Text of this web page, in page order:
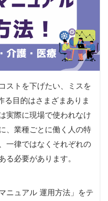
ストを下げたい、ミスを
目的はさまざまありま
実際に現場で使われなけ
、業種ごとに働く人の特
一律ではなくそれぞれの
る必要があります。
ニュアル 運用方法」をテ